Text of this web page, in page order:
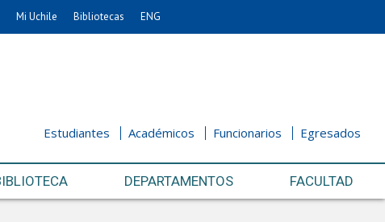
Mi Uchile Bibliotecas ENG
Estudiantes Académicos Funcionarios Egresados
DEPARTAMENTOS FACULTAD